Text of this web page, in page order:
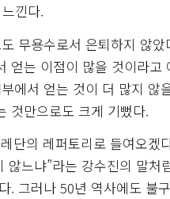
낀다.
무용수로서 은퇴하지 않
얻는 이점이 많을 것이라
에서 얻는 것이 더 많지
것만으로도 크게 기뻤다.
단의 레퍼토리로 들여오
않느냐”라는 강수진의 말
. 그러나 50년 역사에도 불